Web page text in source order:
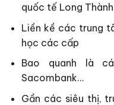
quốc tế Long
Liền kề các trung
học các cấp
Bao quanh là
Sacombank…
Gần các siêu thị,